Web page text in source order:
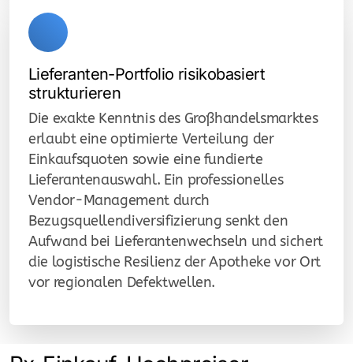
Lieferanten-Portfolio risikobasiert
strukturieren
Die exakte Kenntnis des Großhandelsmarktes
erlaubt eine optimierte Verteilung der
Einkaufsquoten sowie eine fundierte
Lieferantenauswahl. Ein professionelles
Vendor-Management durch
Bezugsquellendiversifizierung senkt den
Aufwand bei Lieferantenwechseln und sichert
die logistische Resilienz der Apotheke vor Ort
vor regionalen Defektwellen.